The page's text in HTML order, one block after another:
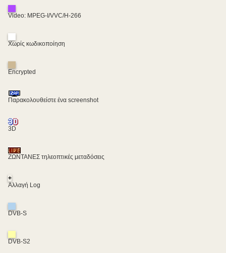
Video: MPEG-I/VVC/H-266
Χωρίς κωδικοποίηση
Encrypted
Παρακολουθείστε ένα screenshot
3D
ΖΩΝΤΑΝΕΣ τηλεοπτικές μεταδόσεις
+
Αλλαγή Log
DVB-S
DVB-S2